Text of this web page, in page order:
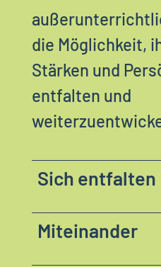
die Möglichkeit,
Stärken und
entfalten und
Sich entfalten
Miteinander